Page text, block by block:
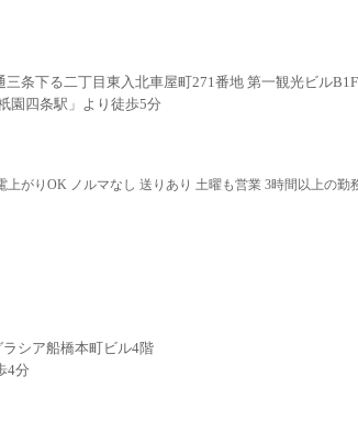
条下る二丁目東入北車屋町271番地 第一観光ビルB1F
園四条駅」より徒歩5分
がりOK ノルマなし 送りあり 土曜も営業 3時間以上の
シア船橋本町ビル4階
4分